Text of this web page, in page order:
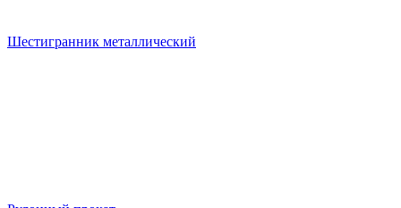
Шестигранник металлический